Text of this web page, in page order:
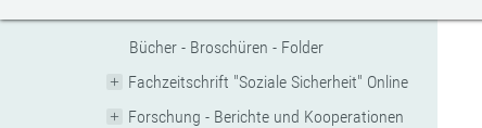
Bücher - Broschüren - Folder
Fachzeitschrift "Soziale Sicherheit" Online
Forschung - Berichte und Kooperationen